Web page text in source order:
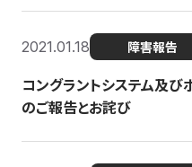
2021.01.18 障害報告
コングラントシステム及
のご報告とお詫び